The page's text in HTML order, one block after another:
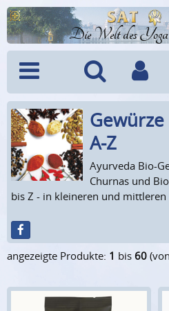
Die Welt des
Menü Suche
A-Z
Ayurveda Bio-
Churnas und
bis Z - in kleineren und mittleren
angezeigte Produkte: 1 bis 60 (von